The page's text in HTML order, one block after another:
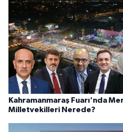
Kahramanmaraş Fuarı'nda
Milletvekilleri Nerede?